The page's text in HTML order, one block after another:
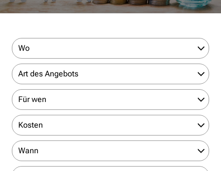
Wo
Art des Angebots
Für wen
Kosten
Wann